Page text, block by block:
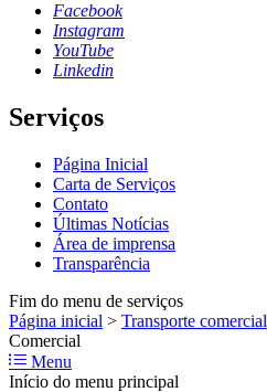
Facebook
Instagram
YouTube
Linkedin
Serviços
Página Inicial
Carta de Serviços
Contato
Últimas Notícias
Área de imprensa
Transparência
Fim do menu de serviços
Página inicial > Transporte comercial
Comercial
Menu
Início do menu principal